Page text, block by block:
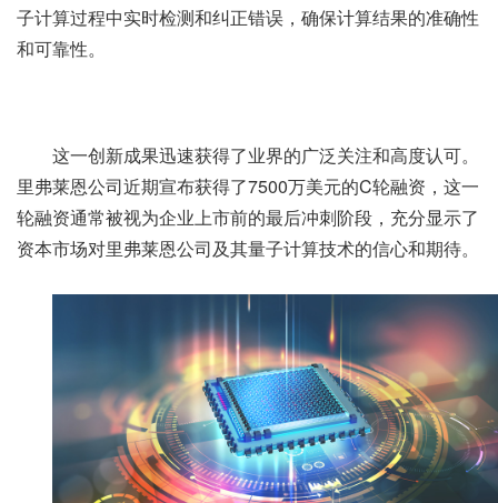
子计算过程中实时检测和纠正错误，确保计算结果的准确性
和可靠性。
这一创新成果迅速获得了业界的广泛关注和高度认可。
里弗莱恩公司近期宣布获得了7500万美元的C轮融资，这一
轮融资通常被视为企业上市前的最后冲刺阶段，充分显示了
资本市场对里弗莱恩公司及其量子计算技术的信心和期待。